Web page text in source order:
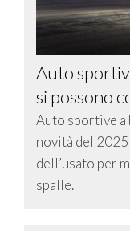
Auto
si possono
Auto sportive a
novità del
dell’usato per
spalle.